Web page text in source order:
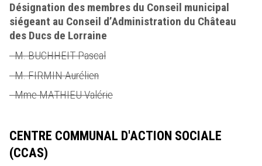
Désignation des membres du Conseil municipal
siégeant au Conseil d’Administration du Château
des Ducs de Lorraine
- M. BUCHHEIT Pascal
- M. FIRMIN Aurélien
- Mme MATHIEU Valérie
CENTRE COMMUNAL D'ACTION SOCIALE
(CCAS)